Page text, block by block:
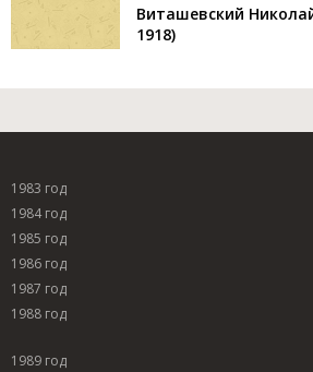
Виташевский
1918)
1983 год
1984 год
1985 год
1986 год
1987 год
1988 год
1989 год